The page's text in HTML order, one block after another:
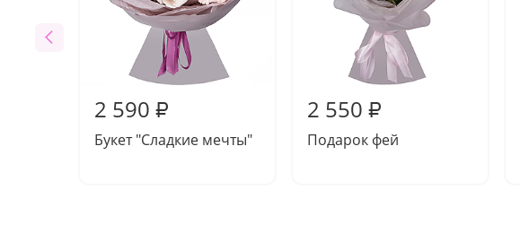
2 590 ₽
Букет "Сладкие мечты"
2 550 ₽
Подарок фей